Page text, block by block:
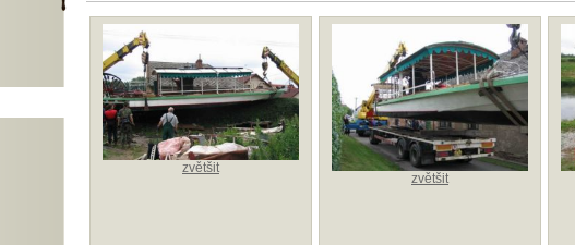
zvětšit
zvětšit